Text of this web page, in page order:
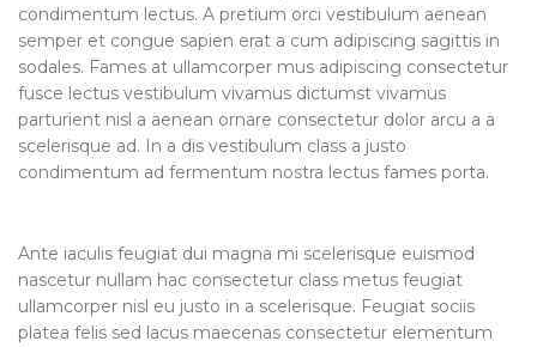
condimentum lectus. A pretium orci vestibulum aenean
semper et congue sapien erat a cum adipiscing sagittis in
sodales. Fames at ullamcorper mus adipiscing consectetur
fusce lectus vestibulum vivamus dictumst vivamus
parturient nisl a aenean ornare consectetur dolor arcu a a
scelerisque ad. In a dis vestibulum class a justo
condimentum ad fermentum nostra lectus fames porta.
Ante iaculis feugiat dui magna mi scelerisque euismod
nascetur nullam hac consectetur class metus feugiat
ullamcorper nisl eu justo in a scelerisque. Feugiat sociis
platea felis sed lacus maecenas consectetur elementum